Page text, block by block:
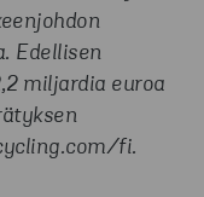
Edellisen
miljardia euroa
fi.